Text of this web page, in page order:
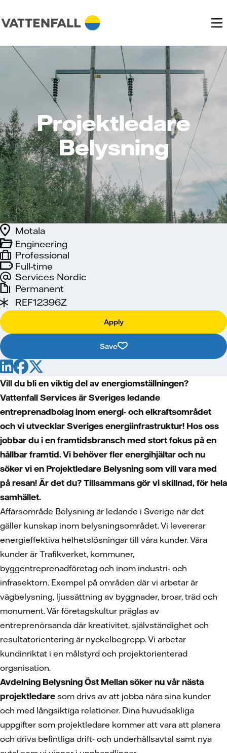
Projektledare
Belysning
Full-time
Services Nordic
Engineering
Motala
Professional
Permanent
REF12396Z
Apply
Save
Vill du bli en viktig del av energiomställningen?
Vattenfall Services är Sveriges ledande
entreprenadbolag inom energi- och elkraftsområdet
och vi utvecklar Sveriges energiinfrastruktur! Hos oss
jobbar du i en framtidsbransch med stort fokus på en
hållbar framtid. Vi behöver fler energihjältar och nu
söker vi en Projektledare Belysning som vill vara med
på resan! Är det du? Tillsammans gör vi skillnad, för hela
samhället.
Affärsområde Belysning är ledande i Sverige när det
gäller kunskap inom belysningsområdet. Vi levererar
energieffektiva helhetslösningar till våra kunder. Våra
kunder är Trafikverket, kommuner,
byggentreprenadföretag och inom industri- och
infrasektorn. Exempel på områden där vi arbetar är
vägbelysning, ljussättning av byggnader, broar, träd och
monument. Vår företagskultur präglas av
entreprenörsanda där kreativitet, självständighet och
resultatorientering är nyckelbegrepp. Vi arbetar
kundinriktat i en målstyrd och projektorienterad
organisation.
Avdelning Belysning Öst Mellan söker nu vår nästa
projektledare som drivs av att jobba nära sina kunder
och med långsiktiga relationer. Dina huvudsakliga
uppgifter som projektledare kommer att vara att planera
och driva befintliga drift- och underhållsavtal samt nya